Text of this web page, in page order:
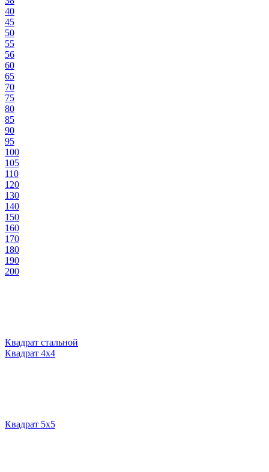
40
45
50
55
56
60
65
70
75
80
85
90
95
100
105
110
120
130
140
150
160
170
180
190
200
Квадрат стальной
Квадрат 4х4
Квадрат 5х5